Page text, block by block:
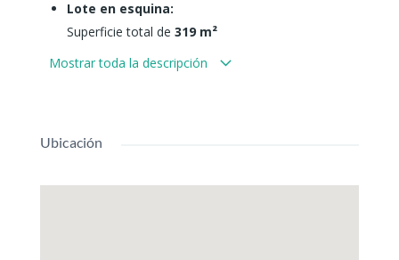
Lote en esquina:
Superficie total de 319 m²
Precio:
USD 23.000
Precio:
Mostrar toda la descripción
Ubicación